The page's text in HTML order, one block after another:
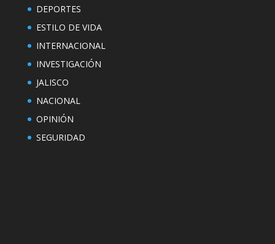
DEPORTES
ESTILO DE VIDA
INTERNACIONAL
INVESTIGACIÓN
JALISCO
NACIONAL
OPINIÓN
SEGURIDAD